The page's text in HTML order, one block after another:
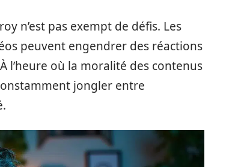
n’est pas exempt de défis. Les
peuvent engendrer des réactions
l’heure où la moralité des contenus
jongler entre